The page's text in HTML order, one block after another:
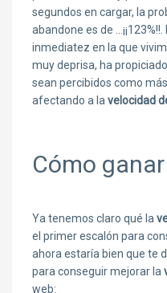
segundos en cargar, la
abandone es de
inmediatez en la que
muy deprisa, ha
sean percibidos como
afectando a lavelocidad
Cómo
Ya tenemos claro qué la
el primer escalón para
ahora estaría bien que te
para conseguir mejorar la
web: